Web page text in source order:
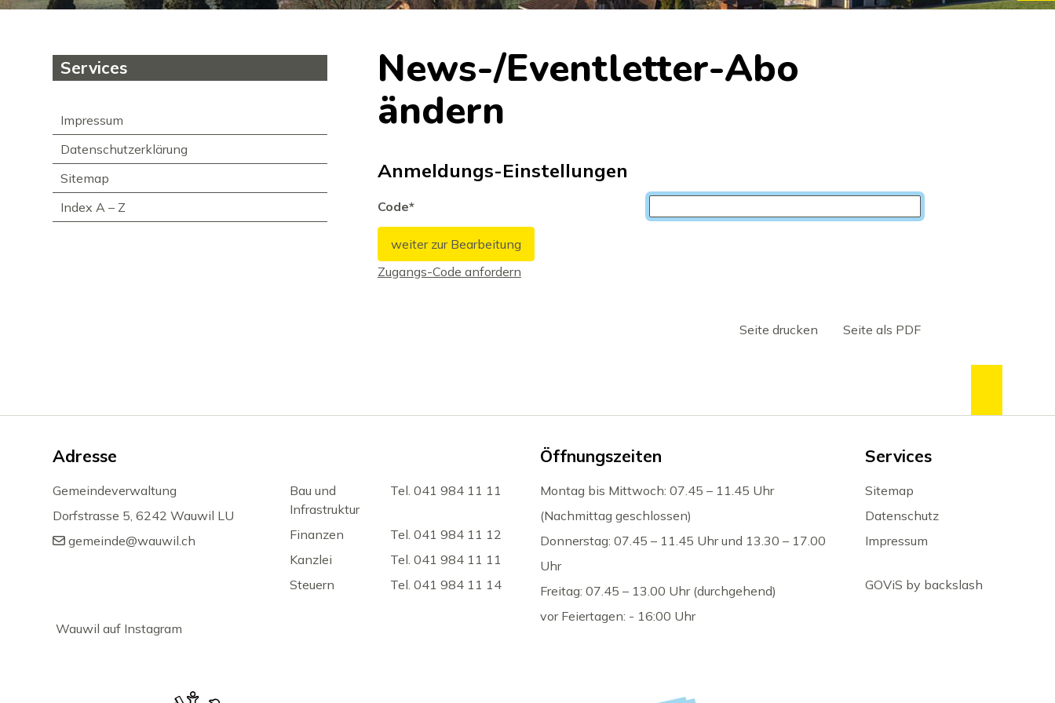
Subnavigation
Services
Impressum
Datenschutzerklärung
Sitemap
Index A – Z
News-/Eventletter-Abo
ändern
Anmeldungs-Einstellungen
Code*
weiter zur Bearbeitung
Zugangs-Code anfordern
Seite drucken Seite als PDF
Footer
Adresse
Gemeindeverwaltung
Dorfstrasse 5, 6242 Wauwil LU
gemeinde@wauwil.ch
Bau und
Infrastruktur
Tel. 041 984 11 11
Finanzen
Tel. 041 984 11 12
Kanzlei
Tel. 041 984 11 11
Steuern
Tel. 041 984 11 14
Wauwil auf Instagram
Öffnungszeiten
Montag bis Mittwoch: 07.45 – 11.45 Uhr
(Nachmittag geschlossen)
Donnerstag: 07.45 – 11.45 Uhr und 13.30 – 17.00
Uhr
Freitag: 07.45 – 13.00 Uhr (durchgehend)
vor Feiertagen: - 16:00 Uhr
Services
Sitemap
Datenschutz
Impressum
GOViS by backslash